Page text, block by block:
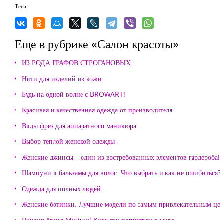
Теги:
Еще в рубрике «Салон красоты»
ИЗ РОДА ГРАФОВ СТРОГАНОВЫХ
Нити для изделий из кожи
Будь на одной волне с BROWART!
Красивая и качественная одежда от производителя
Виды фрез для аппаратного маникюра
Выбор теплой женской одежды
Женские джинсы – один из востребованных элементов гардероба!
Шампуни и бальзамы для волос. Что выбрать и как не ошибиться?
Одежда для полных людей
Женские ботинки. Лучшие модели по самым привлекательным